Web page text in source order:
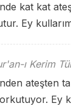
kat kat
Ey
ı Kerim
ateşten
Ey